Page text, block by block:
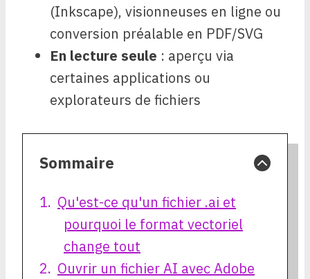
(Inkscape), visionneuses en ligne ou
conversion préalable en PDF/SVG
En lecture seule : aperçu via
certaines applications ou
explorateurs de fichiers
Sommaire
Qu'est-ce qu'un fichier .ai et
pourquoi le format vectoriel
change tout
Ouvrir un fichier AI avec Adobe